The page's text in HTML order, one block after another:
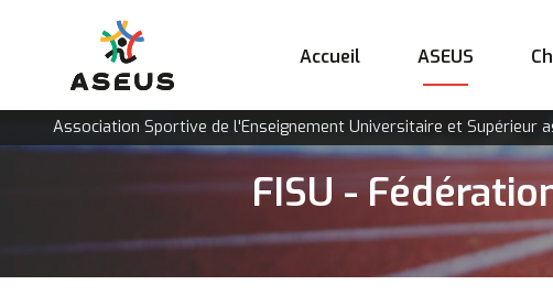
au
Navigation
principale
Accueil ASEUS
Association Sportive de l'Enseignement Universitaire et Supérieur
FISU -